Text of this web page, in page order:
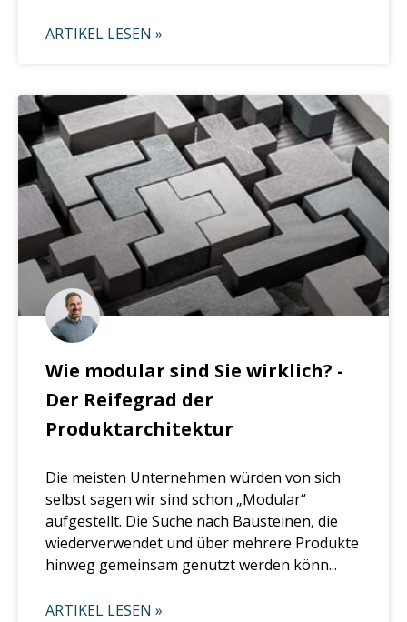
ARTIKEL LESEN »
Wie modular sind Sie wirklich? -
Der Reifegrad der
Produktarchitektur
Die meisten Unternehmen würden von sich
selbst sagen wir sind schon „Modular“
aufgestellt. Die Suche nach Bausteinen, die
wiederverwendet und über mehrere Produkte
hinweg gemeinsam genutzt werden könn...
ARTIKEL LESEN »